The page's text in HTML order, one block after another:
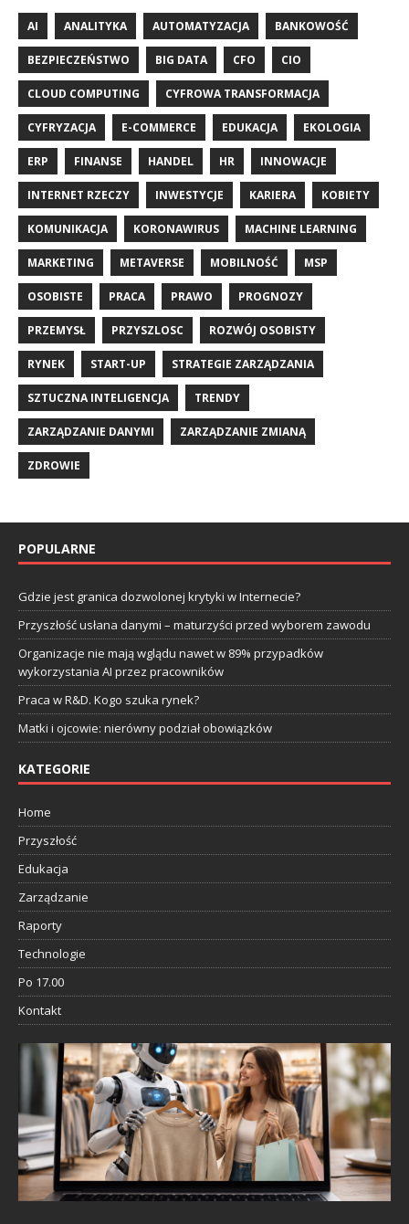
AI ANALITYKA AUTOMATYZACJA BANKOWOŚĆ
BEZPIECZEŃSTWO BIG DATA CFO CIO
CLOUD COMPUTING CYFROWA TRANSFORMACJA
CYFRYZACJA E-COMMERCE EDUKACJA EKOLOGIA
ERP FINANSE HANDEL HR INNOWACJE
INTERNET RZECZY INWESTYCJE KARIERA KOBIETY
KOMUNIKACJA KORONAWIRUS MACHINE LEARNING
MARKETING METAVERSE MOBILNOŚĆ MSP
OSOBISTE PRACA PRAWO PROGNOZY
PRZEMYSŁ PRZYSZLOSC ROZWÓJ OSOBISTY
RYNEK START-UP STRATEGIE ZARZĄDZANIA
SZTUCZNA INTELIGENCJA TRENDY
ZARZĄDZANIE DANYMI ZARZĄDZANIE ZMIANĄ
ZDROWIE
POPULARNE
Gdzie jest granica dozwolonej krytyki w Internecie?
Przyszłość usłana danymi – maturzyści przed wyborem zawodu
Organizacje nie mają wglądu nawet w 89% przypadków
wykorzystania AI przez pracowników
Praca w R&D. Kogo szuka rynek?
Matki i ojcowie: nierówny podział obowiązków
KATEGORIE
Home
Przyszłość
Edukacja
Zarządzanie
Raporty
Technologie
Po 17.00
Kontakt